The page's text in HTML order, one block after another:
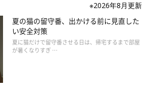
っこを苦手としているのなら、猫から近づ
ち、近づいてきたらそれに応じる形でスキ
愛猫との距離を縮める近道ですよ。
※2026年8月更新
夏の猫の留守番、出かける前に見直した
い安全対策
夏に猫だけで留守番させる日は、帰宅するまで部屋
が暑くなりすぎ …